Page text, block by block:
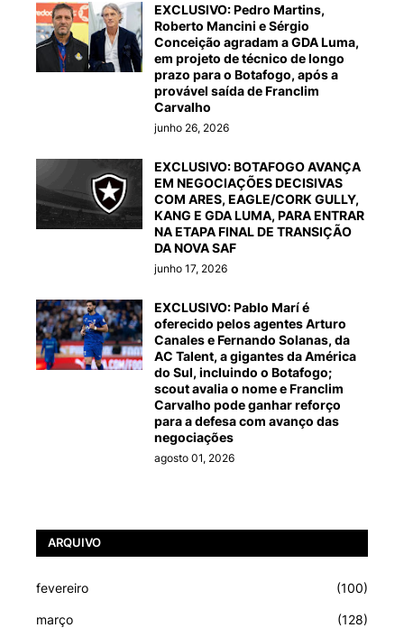
EXCLUSIVO: Pedro Martins,
Roberto Mancini e Sérgio
Conceição agradam a GDA Luma,
em projeto de técnico de longo
prazo para o Botafogo, após a
provável saída de Franclim
Carvalho
junho 26, 2026
EXCLUSIVO: BOTAFOGO AVANÇA
EM NEGOCIAÇÕES DECISIVAS
COM ARES, EAGLE/CORK GULLY,
KANG E GDA LUMA, PARA ENTRAR
NA ETAPA FINAL DE TRANSIÇÃO
DA NOVA SAF
junho 17, 2026
EXCLUSIVO: Pablo Marí é
oferecido pelos agentes Arturo
Canales e Fernando Solanas, da
AC Talent, a gigantes da América
do Sul, incluindo o Botafogo;
scout avalia o nome e Franclim
Carvalho pode ganhar reforço
para a defesa com avanço das
negociações
agosto 01, 2026
ARQUIVO
fevereiro (100)
março (128)